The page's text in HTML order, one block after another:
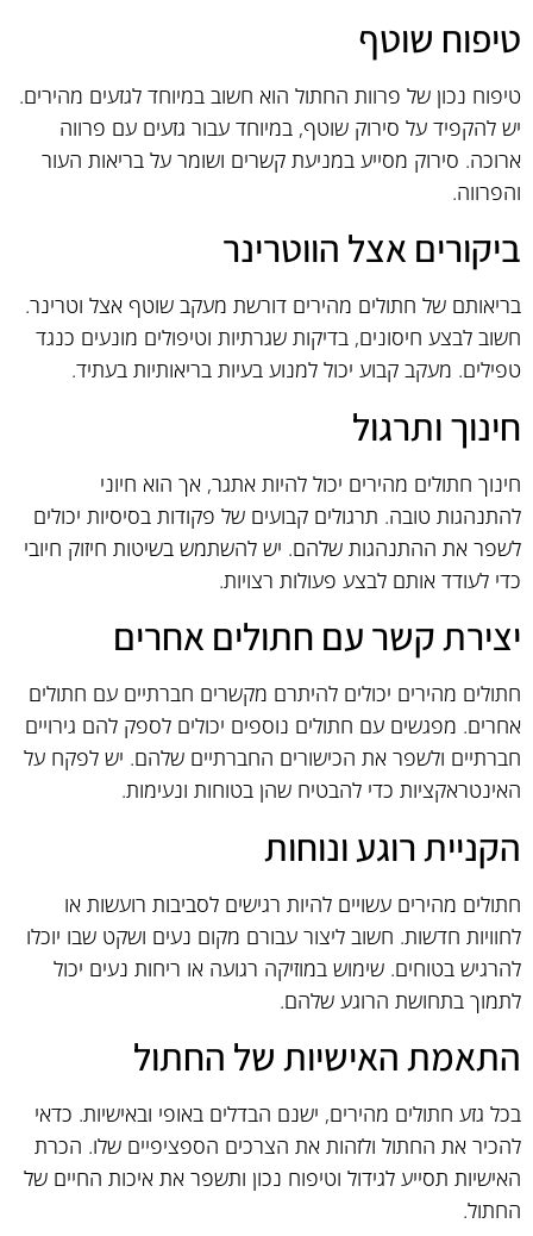
טיפוח שוטף
טיפוח נכון של פרוות החתול הוא חשוב במיוחד לגזעים מהירים.
יש להקפיד על סירוק שוטף, במיוחד עבור גזעים עם פרווה
ארוכה. סירוק מסייע במניעת קשרים ושומר על בריאות העור
והפרווה.
ביקורים אצל הווטרינר
בריאותם של חתולים מהירים דורשת מעקב שוטף אצל וטרינר.
חשוב לבצע חיסונים, בדיקות שגרתיות וטיפולים מונעים כנגד
טפילים. מעקב קבוע יכול למנוע בעיות בריאותיות בעתיד.
חינוך ותרגול
חינוך חתולים מהירים יכול להיות אתגר, אך הוא חיוני
להתנהגות טובה. תרגולים קבועים של פקודות בסיסיות יכולים
לשפר את ההתנהגות שלהם. יש להשתמש בשיטות חיזוק חיובי
כדי לעודד אותם לבצע פעולות רצויות.
יצירת קשר עם חתולים אחרים
חתולים מהירים יכולים להיתרם מקשרים חברתיים עם חתולים
אחרים. מפגשים עם חתולים נוספים יכולים לספק להם גירויים
חברתיים ולשפר את הכישורים החברתיים שלהם. יש לפקח על
האינטראקציות כדי להבטיח שהן בטוחות ונעימות.
הקניית רוגע ונוחות
חתולים מהירים עשויים להיות רגישים לסביבות רועשות או
לחוויות חדשות. חשוב ליצור עבורם מקום נעים ושקט שבו יוכלו
להרגיש בטוחים. שימוש במוזיקה רגועה או ריחות נעים יכול
לתמוך בתחושת הרוגע שלהם.
התאמת האישיות של החתול
בכל גזע חתולים מהירים, ישנם הבדלים באופי ובאישיות. כדאי
להכיר את החתול ולזהות את הצרכים הספציפיים שלו. הכרת
האישיות תסייע לגידול וטיפוח נכון ותשפר את איכות החיים של
החתול.